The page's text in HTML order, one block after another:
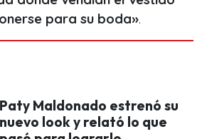
para su boda».
Paty Maldonado estrenó su
nuevo look y relató lo que